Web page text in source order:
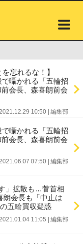
忘れるな！】
囁かれる「五輪招
会長、森喜朗前会
10:50 編集部
囁かれる「五輪招
会長、森喜朗前会
07:50 編集部
」拡散も…菅首相
朗会長も「中止は
五輪買収疑惑
11:05 編集部